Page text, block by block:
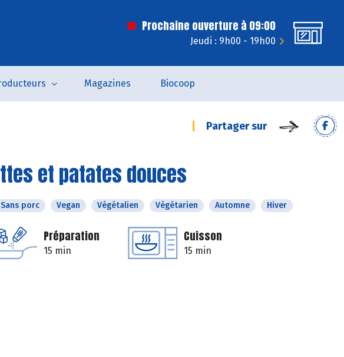
Prochaine ouverture à 09:00
Jeudi : 9h00 - 19h00
Magazines Biocoop
Partager sur
et patates douces
Sans porc Vegan Végétalien Végétarien Automne Hiver
Préparation
15 min
Cuisson
15 min